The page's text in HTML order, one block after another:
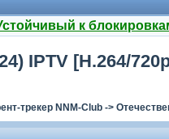
к
IPTV [H.264/
трекер NNM-Club ->